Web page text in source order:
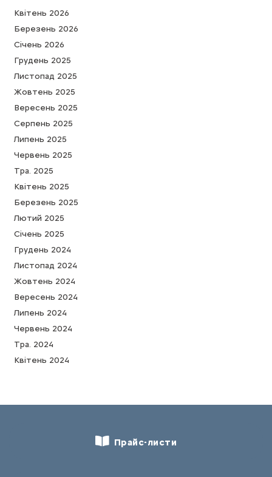
Квітень 2026
Березень 2026
Cічень 2026
Грудень 2025
Листопад 2025
Жовтень 2025
Вересень 2025
Серпень 2025
Липень 2025
Червень 2025
Тра. 2025
Квітень 2025
Березень 2025
Лютий 2025
Cічень 2025
Грудень 2024
Листопад 2024
Жовтень 2024
Вересень 2024
Липень 2024
Червень 2024
Тра. 2024
Квітень 2024
Прайс-листи